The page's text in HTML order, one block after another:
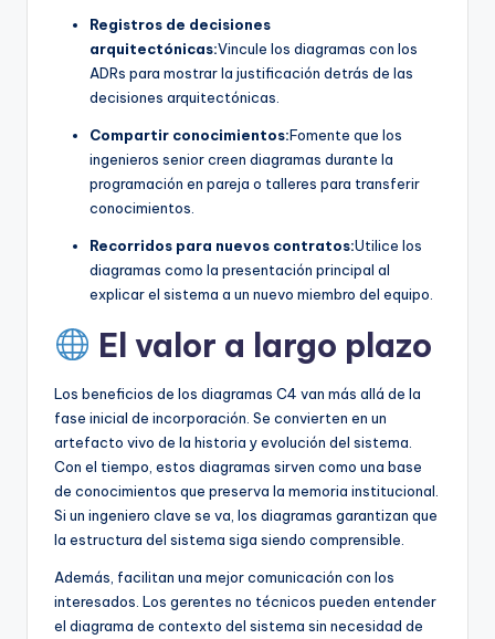
Registros de decisiones
arquitectónicas:Vincule los diagramas con los
ADRs para mostrar la justificación detrás de las
decisiones arquitectónicas.
Compartir conocimientos:Fomente que los
ingenieros senior creen diagramas durante la
programación en pareja o talleres para transferir
conocimientos.
Recorridos para nuevos contratos:Utilice los
diagramas como la presentación principal al
explicar el sistema a un nuevo miembro del equipo.
El valor a largo plazo
Los beneficios de los diagramas C4 van más allá de la
fase inicial de incorporación. Se convierten en un
artefacto vivo de la historia y evolución del sistema.
Con el tiempo, estos diagramas sirven como una base
de conocimientos que preserva la memoria institucional.
Si un ingeniero clave se va, los diagramas garantizan que
la estructura del sistema siga siendo comprensible.
Además, facilitan una mejor comunicación con los
interesados. Los gerentes no técnicos pueden entender
el diagrama de contexto del sistema sin necesidad de